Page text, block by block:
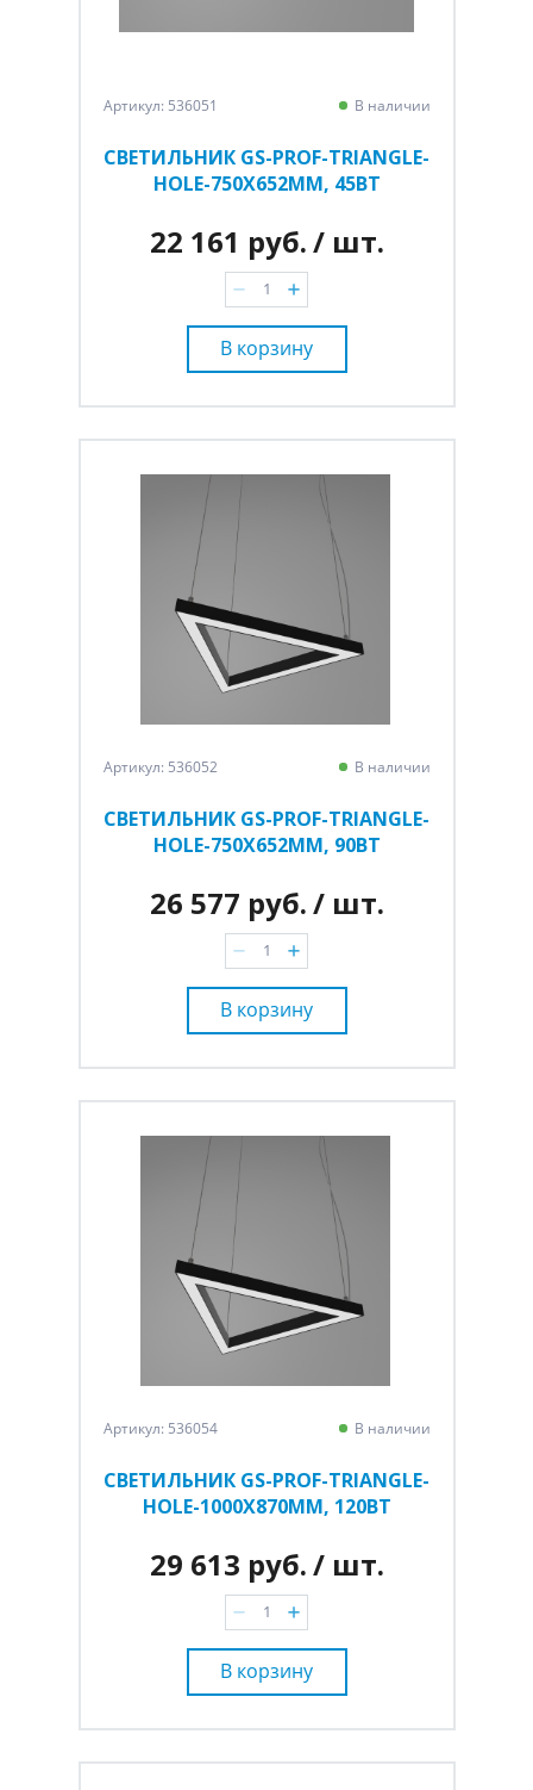
Артикул: 536051 В наличии
СВЕТИЛЬНИК GS-PROF-TRIANGLE-
HOLE-750Х652ММ, 45ВТ
22 161 руб./ шт.
В корзину
Артикул: 536052 В наличии
СВЕТИЛЬНИК GS-PROF-TRIANGLE-
HOLE-750Х652ММ, 90ВТ
26 577 руб./ шт.
В корзину
Артикул: 536054 В наличии
СВЕТИЛЬНИК GS-PROF-TRIANGLE-
HOLE-1000Х870ММ, 120ВТ
29 613 руб./ шт.
В корзину